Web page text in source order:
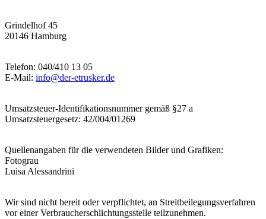
Grindelhof 45
20146 Hamburg
Telefon: 040/410 13 05
E-Mail: info@der-etrusker.de
Umsatzsteuer-Identifikationsnummer gemäß §27 a
Umsatzsteuergesetz: 42/004/01269
Quellenangaben für die verwendeten Bilder und Grafiken:
Fotograu
Luisa Alessandrini
Wir sind nicht bereit oder verpflichtet, an Streitbeilegungsverfahren
vor einer Verbraucherschlichtungsstelle teilzunehmen.